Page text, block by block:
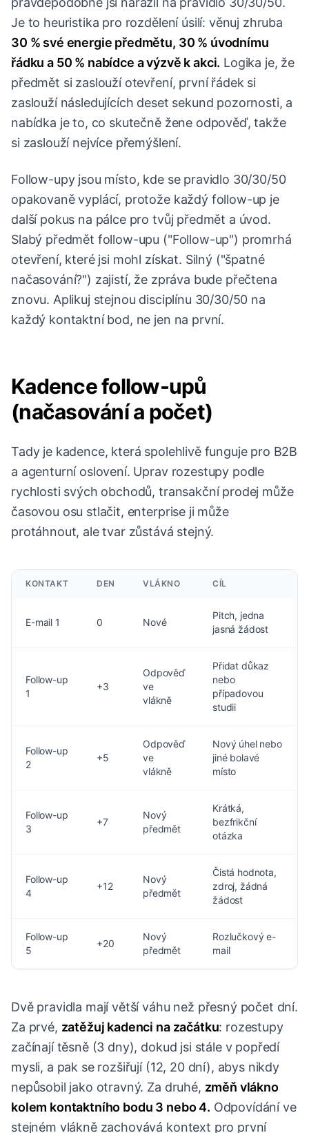
Je to heuristika pro rozdělení úsilí: věnuj zhruba
30 % své energie předmětu, 30 % úvodnímu
řádku a 50 % nabídce a výzvě k akci. Logika je, že
předmět si zaslouží otevření, první řádek si
zaslouží následujících deset sekund pozornosti, a
nabídka je to, co skutečně žene odpověď, takže
si zaslouží nejvíce přemýšlení.
Follow-upy jsou místo, kde se pravidlo 30/30/50
opakovaně vyplácí, protože každý follow-up je
další pokus na pálce pro tvůj předmět a úvod.
Slabý předmět follow-upu ("Follow-up") promrhá
otevření, které jsi mohl získat. Silný ("špatné
načasování?") zajistí, že zpráva bude přečtena
znovu. Aplikuj stejnou disciplínu 30/30/50 na
každý kontaktní bod, ne jen na první.
Kadence follow-upů
(načasování a počet)
Tady je kadence, která spolehlivě funguje pro B2B
a agenturní oslovení. Uprav rozestupy podle
rychlosti svých obchodů, transakční prodej může
časovou osu stlačit, enterprise ji může
protáhnout, ale tvar zůstává stejný.
KONTAKT DEN VLÁKNO CÍL
E-mail 1 0 Nové
Pitch, jedna
jasná žádost
Follow-up
1
+3
Odpověď
ve
vlákně
Přidat důkaz
nebo
případovou
studii
Follow-up
2
+5
Odpověď
ve
vlákně
Nový úhel nebo
jiné bolavé
místo
Follow-up
3
+7
Nový
předmět
Krátká,
bezfrikční
otázka
Follow-up
4
+12
Nový
předmět
Čistá hodnota,
zdroj, žádná
žádost
Follow-up
5
+20
Nový
předmět
Rozlučkový e-
mail
Dvě pravidla mají větší váhu než přesný počet dní.
Za prvé, zatěžuj kadenci na začátku: rozestupy
začínají těsně (3 dny), dokud jsi stále v popředí
mysli, a pak se rozšiřují (12, 20 dní), abys nikdy
nepůsobil jako otravný. Za druhé, změň vlákno
kolem kontaktního bodu 3 nebo 4. Odpovídání ve
stejném vlákně zachovává kontext pro první